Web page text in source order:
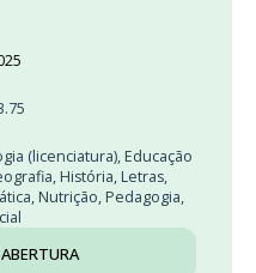
(licenciatura), Educação
, História, Letras,
, Nutrição, Pedagogia,